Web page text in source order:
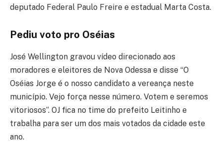
deputado Federal Paulo Freire e estadual Marta Costa.
Pediu voto pro Oséias
José Wellington gravou vídeo direcionado aos
moradores e eleitores de Nova Odessa e disse “O
Oséias Jorge é o nosso candidato a vereança neste
município. Vejo força nesse número. Votem e seremos
vitoriosos”. OJ fica no time do prefeito Leitinho e
trabalha para ser um dos mais votados da cidade este
ano.